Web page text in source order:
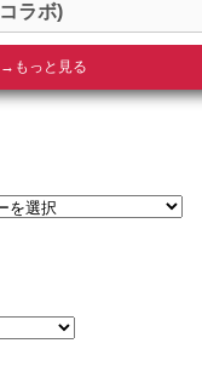
コラボ)
→もっと見る